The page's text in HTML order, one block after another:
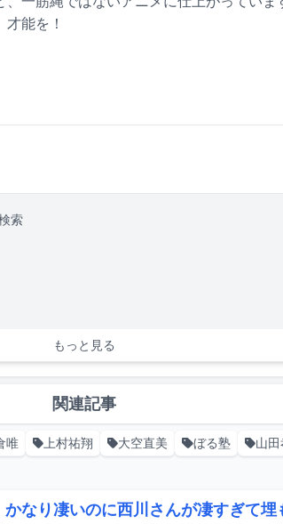
能を！
索
もっと見る
関連記事
唯 上村祐翔 大空直美 ぼる塾
山田
なり凄いのに西川さんが凄すぎて埋